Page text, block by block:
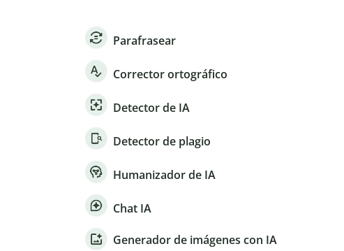
Parafrasear
Corrector ortográfico
Detector de IA
Detector de plagio
Humanizador de IA
Chat IA
Generador de imágenes con IA